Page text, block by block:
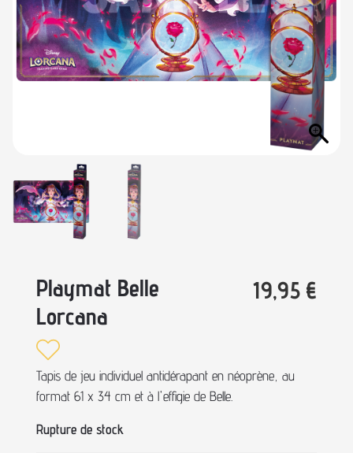
Playmat Belle
Lorcana
19,95 €
Tapis de jeu individuel antidérapant en néoprène, au
format 61 x 34 cm et à l'effigie de Belle.
Rupture de stock